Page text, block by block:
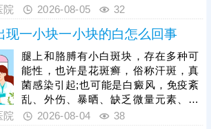
多发新病灶，因此建议患者发现症状
后及时就医医治，尽早干预可有效遏
制白斑扩散、稳定病情。临床治疗需
规避误区，切勿盲目诊治，更不能随
意切除中央痣体，不当切除操作易引
发皮肤同形反应，反而加重白斑症
状。治疗需结合患者白斑面积、病
程、个人肤质等具体病情，采取科学
对症的个性化方案，循序渐进修复皮
院 2026-08-05 32
现一小块一小块的白怎么回事
腿上和胳膊有小白斑块，存在多种可
能性，也许是花斑癣，俗称汗斑，真
菌感染引起;也可能是白癜风，免疫紊
乱、外伤、暴晒、缺乏微量元素、精
神紧张等引起。白斑病很多，有些白
院 2026-08-04 38